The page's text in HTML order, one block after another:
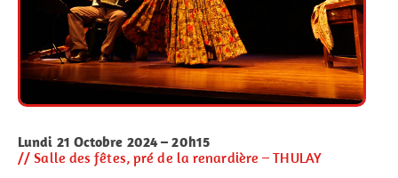
Lundi 21 Octobre 2024 – 20h15
// Salle des fêtes, pré de la renardière – THULAY